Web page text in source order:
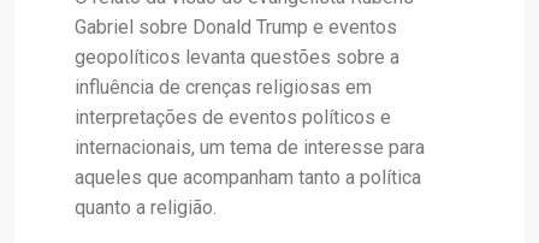
Gabriel sobre Donald Trump e eventos
geopolíticos levanta questões sobre a
influência de crenças religiosas em
interpretações de eventos políticos e
internacionais, um tema de interesse para
aqueles que acompanham tanto a política
quanto a religião.